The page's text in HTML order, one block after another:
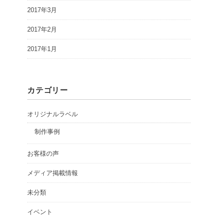
2017年3月
2017年2月
2017年1月
カテゴリー
オリジナルラベル
制作事例
お客様の声
メディア掲載情報
未分類
イベント